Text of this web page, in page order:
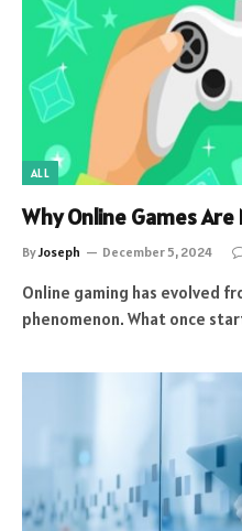
ALL
Why Online Games
ByJoseph December 5, 2024
Online gaming has evolved
phenomenon. What once